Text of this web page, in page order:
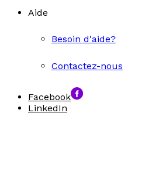
Aide
Besoin d'aide?
Contactez-nous
Facebook
LinkedIn